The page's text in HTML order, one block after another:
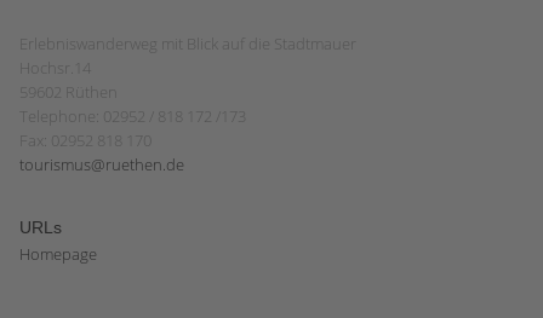
Erlebniswanderweg mit Blick auf die Stadtmauer
Hochsr.14
59602 Rüthen
Telephone: 02952 / 818 172 /173
Fax: 02952 818 170
tourismus@ruethen.de
URLs
Homepage